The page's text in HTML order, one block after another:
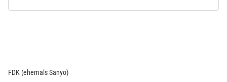
FDK (ehemals Sanyo)